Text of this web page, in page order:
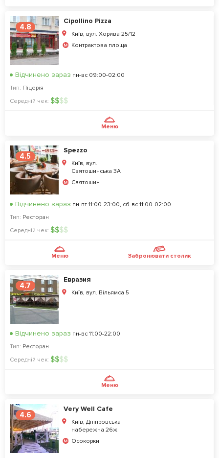
4.8
Cipollino Pizza
Київ, вул. Хорива 25/12
Контрактова площа
Відчинено зараз пн-вс 09:00-02:00
Тип: Піцерія
Середній чек: $$$$
Меню
4.5
Spezzo
Київ, вул.
Святошинська 3А
Святошин
Відчинено зараз пн-пт 11:00-23:00, сб-вс 11:00-02:00
Тип: Ресторан
Середній чек: $$$$
Меню Забронювати столик
4.7
Евразия
Київ, вул. Вільямса 5
Відчинено зараз пн-вс 11:00-22:00
Тип: Ресторан
Середній чек: $$$$
Меню
4.6
Very Well Cafe
Київ, Дніпровська
набережна 26ж
Осокорки